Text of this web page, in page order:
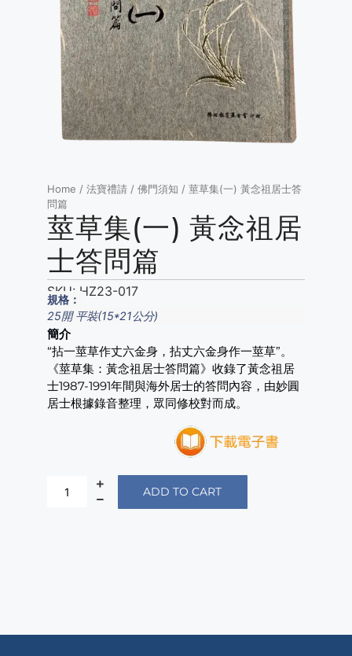
Home / 法寶禮請 / 佛門須知 / 莖草集(一) 黃念祖居士答
問篇
莖草集(一) 黃念祖居
士答問篇
SKU: HZ23-017
規格：
25開 平裝(15*21公分)
簡介
“拈一莖草作丈六金身，拈丈六金身作一莖草”。
《莖草集：黃念祖居士答問篇》收錄了黃念祖居
士1987-1991年間與海外居士的答問內容，由妙圓
居士根據錄音整理，眾同修校對而成。
ADD TO CART